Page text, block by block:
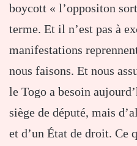
boycott « l’oppositon
terme. Et il n’est pas à
manifestations
nous faisons. Et nous
le Togo a besoin
siège de député, mais
et d’un État de droit. Ce